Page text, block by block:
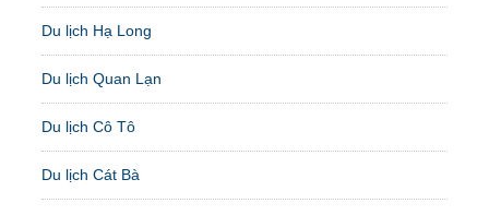
Du lịch Hạ Long
Du lịch Quan Lạn
Du lịch Cô Tô
Du lịch Cát Bà